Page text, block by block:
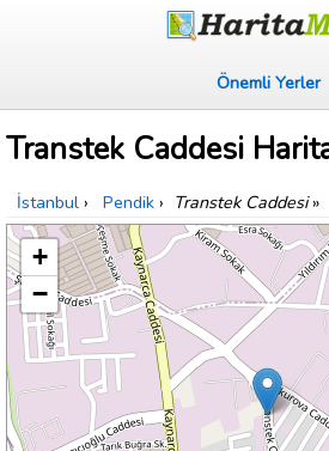
Önemli Yerler
Transtek Caddesi
İstanbul › Pendik › Transtek Caddesi»
+
−